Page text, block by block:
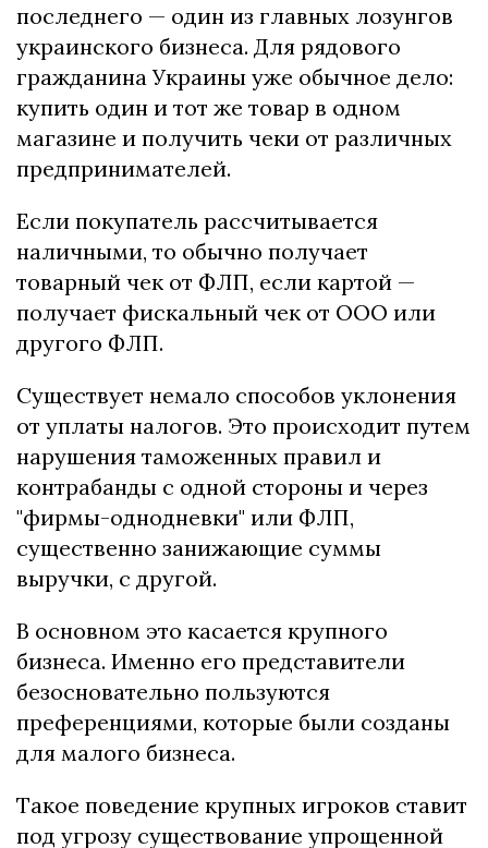
последнего — один из главных лозунгов
украинского бизнеса. Для рядового
гражданина Украины уже обычное дело:
купить один и тот же товар в одном
магазине и получить чеки от различных
предпринимателей.
Если покупатель рассчитывается
наличными, то обычно получает
товарный чек от ФЛП, если картой —
получает фискальный чек от ООО или
другого ФЛП.
Существует немало способов уклонения
от уплаты налогов. Это происходит путем
нарушения таможенных правил и
контрабанды с одной стороны и через
"фирмы-однодневки" или ФЛП,
существенно занижающие суммы
выручки, с другой.
В основном это касается крупного
бизнеса. Именно его представители
безосновательно пользуются
преференциями, которые были созданы
для малого бизнеса.
Такое поведение крупных игроков ставит
под угрозу существование упрощенной